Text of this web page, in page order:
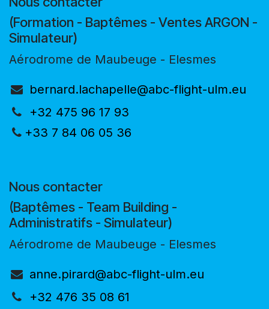
(Formation - Baptêmes - Ventes ARGON -
Simulateur)
Aérodrome de Maubeuge - Elesmes
bernard.lachapelle@abc-flight-ulm.eu
+32 475 96 17 93
+33 7 84 06 05 36
Nous contacter
(Baptêmes - Team Building -
Administratifs - Simulateur)
Aérodrome de Maubeuge - Elesmes
anne.pirard@abc-flight-ulm.eu
+32 476 35 08 61